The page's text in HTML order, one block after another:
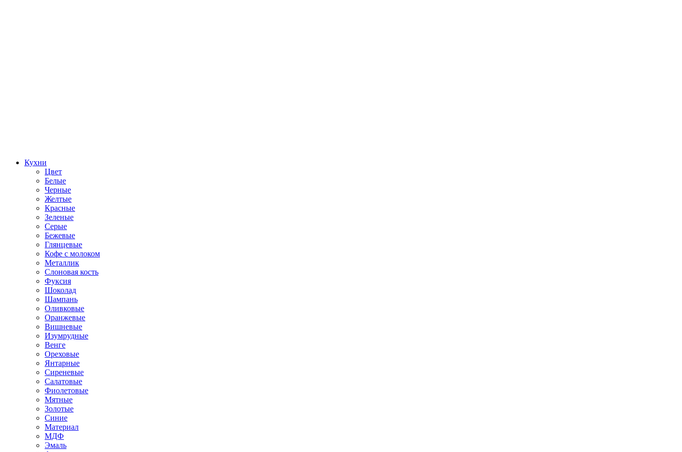
Кухни
Цвет
Белые
Черные
Желтые
Красные
Зеленые
Серые
Бежевые
Глянцевые
Кофе с молоком
Металлик
Слоновая кость
Фуксия
Шоколад
Шампань
Оливковые
Оранжевые
Вишневые
Изумрудные
Венге
Ореховые
Янтарные
Сиреневые
Салатовые
Фиолетовые
Мятные
Золотые
Синие
Материал
МДФ
Эмаль